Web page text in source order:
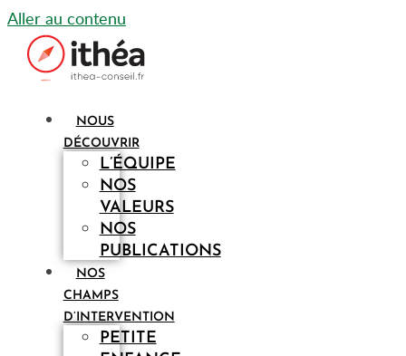
Aller au contenu
NOUS
DÉCOUVRIR
L’ÉQUIPE
NOS
VALEURS
NOS
PUBLICATIONS
NOS
CHAMPS
D’INTERVENTION
PETITE